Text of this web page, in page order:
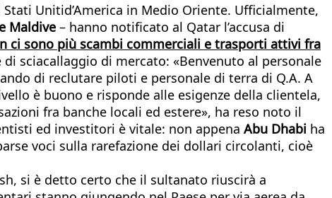
Unitid’America in Medio Oriente. Ufficialmente,
Maldive – hanno notificato al Qatar l’accusa di
ci sono più scambi commerciali e trasporti attivi fra
sciacallaggio di mercato: «Benvenuto al personale
di reclutare piloti e personale di terra di Q.A. A
è buono e risponde alle esigenze della clientela,
fra banche locali ed estere», ha reso noto il
ed investitori è vitale: non appena Abu Dhabi ha
voci sulla rarefazione dei dollari circolanti, cioè
si è detto certo che il sultanato riuscirà a